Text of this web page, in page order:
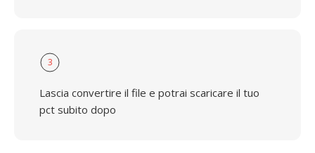
3
Lascia convertire il file e potrai scaricare il tuo
pct subito dopo